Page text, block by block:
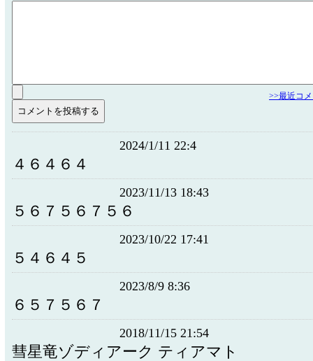
>>最近コ
2024/1/11 22:4
４６４６４
2023/11/13 18:43
５６７５６７５６
2023/10/22 17:41
５４６４５
2023/8/9 8:36
６５７５６７
2018/11/15 21:54
彗星竜ゾディアーク ティアマト